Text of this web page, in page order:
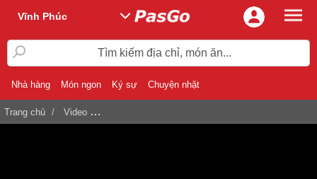
Vĩnh Phúc
Tìm kiếm địa chỉ, món ăn...
Nhà hàng Món ngon Ký sự Chuyện nhặt
Trang chủ Video